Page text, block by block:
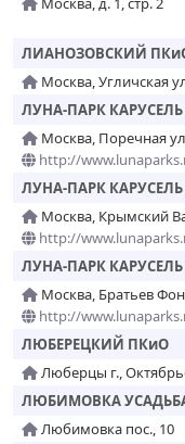
ЛИАНОЗОВСКИЙ
Москва, Угличская
ЛУНА-ПАРК
Москва, Поречная
http://
ЛУНА-ПАРК
Москва, Крымский
http://
ЛУНА-ПАРК
Москва, Братьев
http://
ЛЮБЕРЕЦКИЙ ПКиО
Люберцы г.,
ЛЮБИМОВКА
Любимовка пос., 10